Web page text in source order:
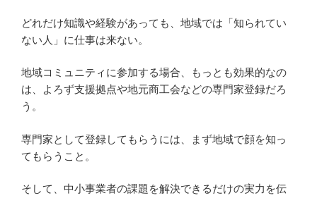
どれだけ知識や経験があっても、地域では「知られてい
ない人」に仕事は来ない。
地域コミュニティに参加する場合、もっとも効果的なの
は、よろず支援拠点や地元商工会などの専門家登録だろ
う。
専門家として登録してもらうには、まず地域で顔を知っ
てもらうこと。
そして、中小事業者の課題を解決できるだけの実力を伝